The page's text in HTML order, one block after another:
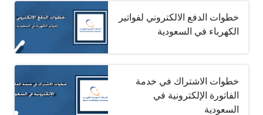
خطوات الدفع الالكتروني لفواتير
الكهرباء في السعودية
خطوات الاشتراك في خدمة
الفاتورة الإلكترونية في
السعودية